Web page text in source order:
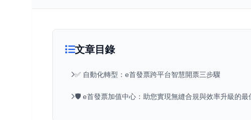
文章目錄
✅ 自動化轉型：e首發票跨平台智慧開票三步驟
🛡️ e首發票加值中心：助您實現無縫合規與效率升級的最